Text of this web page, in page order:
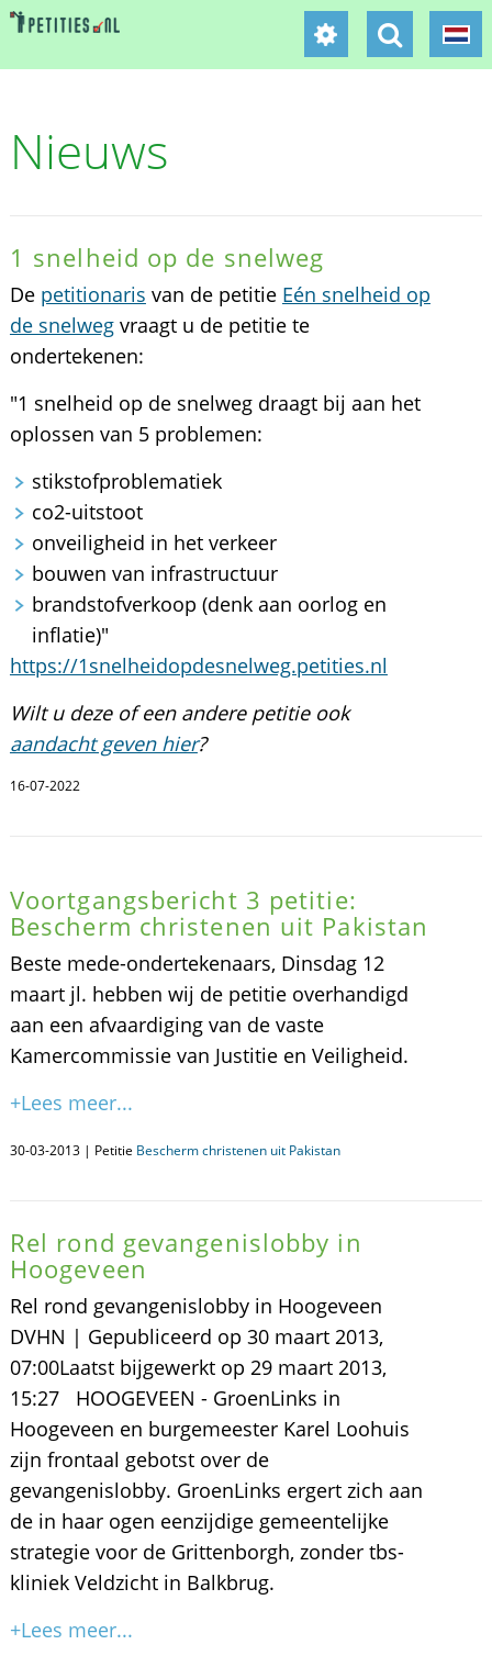
Nieuws
1 snelheid op de snelweg
De petitionaris van de petitie Eén snelheid op
de snelwegvraagt u de petitie te
ondertekenen:
"1 snelheid op de snelweg draagt bij aan het
oplossen van 5 problemen:
stikstofproblematiek
co2-uitstoot
onveiligheid in het verkeer
bouwen van infrastructuur
brandstofverkoop (denk aan oorlog en
inflatie)"
https://1snelheidopdesnelweg.petities.nl
Wilt u deze of een andere petitie ook
aandacht geven hier?
16-07-2022
Voortgangsbericht 3 petitie:
Bescherm christenen uit Pakistan
Beste mede-ondertekenaars, Dinsdag 12
maart jl. hebben wij de petitie overhandigd
aan een afvaardiging van de vaste
Kamercommissie van Justitie en Veiligheid.
+Lees meer...
30-03-2013 | Petitie Bescherm christenen uit Pakistan
Rel rond gevangenislobby in
Hoogeveen
Rel rond gevangenislobby in Hoogeveen
DVHN | Gepubliceerd op 30 maart 2013,
07:00Laatst bijgewerkt op 29 maart 2013,
15:27 HOOGEVEEN - GroenLinks in
Hoogeveen en burgemeester Karel Loohuis
zijn frontaal gebotst over de
gevangenislobby. GroenLinks ergert zich aan
de in haar ogen eenzijdige gemeentelijke
strategie voor de Grittenborgh, zonder tbs-
kliniek Veldzicht in Balkbrug.
+Lees meer...